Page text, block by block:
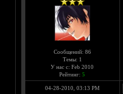
Сообщений: 86
Темы: 1
У нас с: Feb 2010
Рейтинг: 5
04-28-2010, 03:13 PM